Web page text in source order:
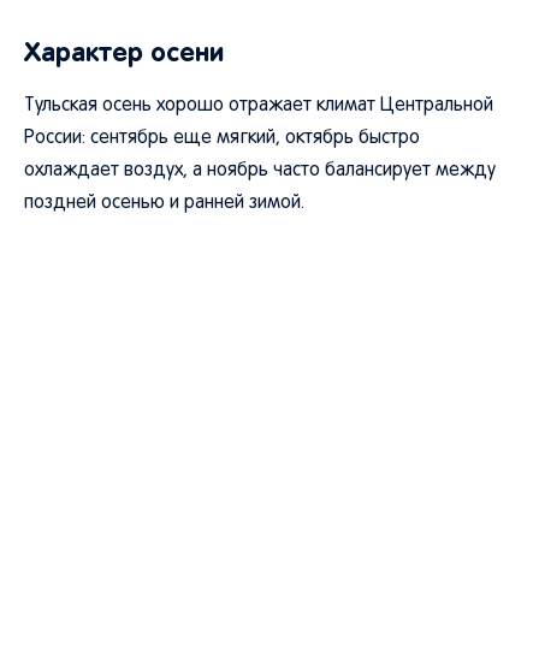
Характер осени
Тульская осень хорошо отражает климат Центральной
России: сентябрь еще мягкий, октябрь быстро
охлаждает воздух, а ноябрь часто балансирует между
поздней осенью и ранней зимой.